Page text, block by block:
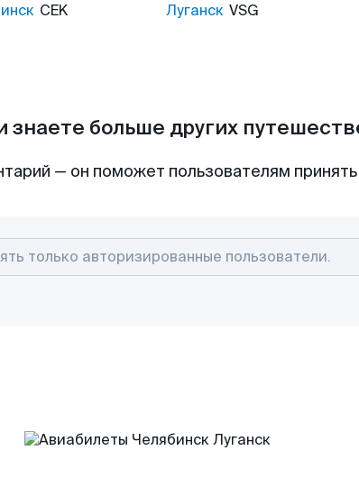
CEK
Луганск VSG
знаете больше других
— он поможет пользователям